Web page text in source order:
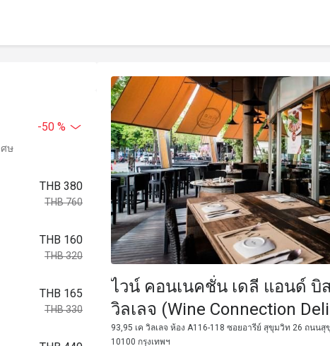
-50 %
ษ
THB 380
THB 760
THB 160
THB 320
THB 165
THB 330
ไวน์ คอนเนคชั่น เดลี แอนด์ บิส
วิลเลจ (Wine Connection
Village)
93,95 เค วิลเลจ ห้อง A116-118 ซอยอารีย์ สุขุมวิท 26 ถนน
10100 กรุงเทพฯ